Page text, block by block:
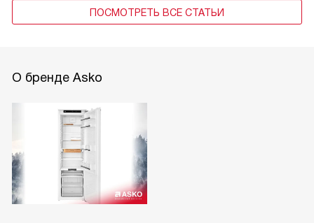
ПОСМОТРЕТЬ ВСЕ СТАТЬИ
О бренде Asko